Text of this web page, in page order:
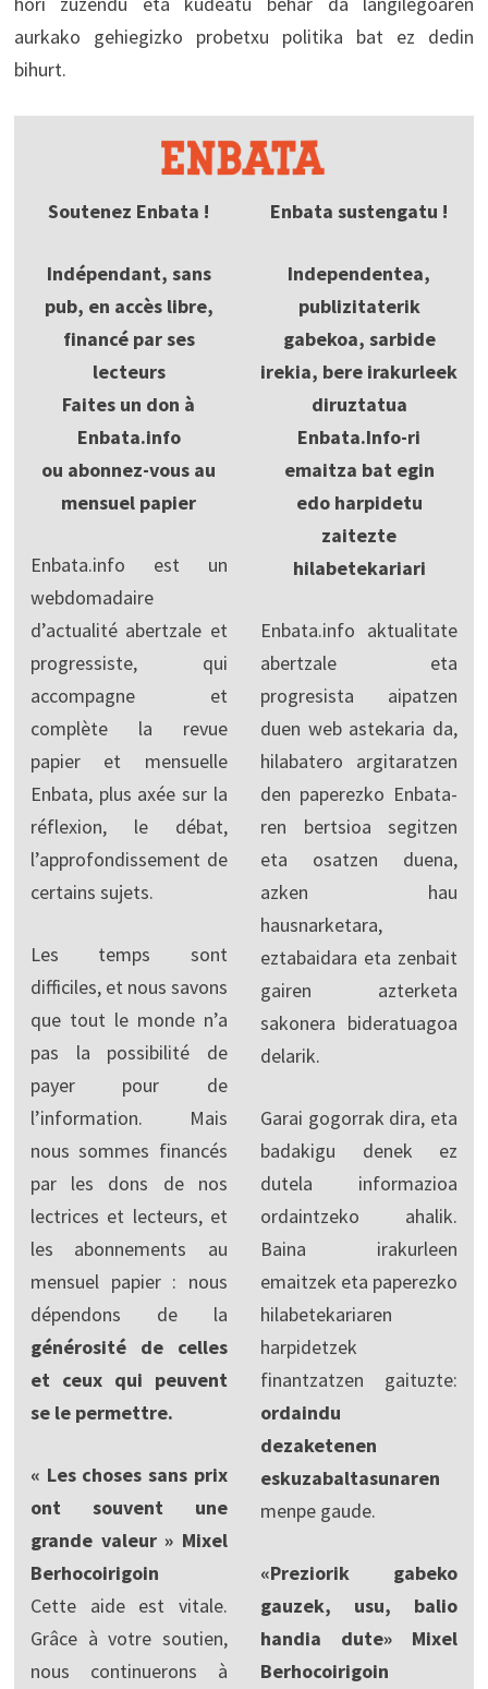
aurkako gehiegizko probetxu politika bat ez dedin
bihurt.
Soutenez Enbata !
Indépendant, sans
pub, en accès libre,
financé par ses
lecteurs
Faites un don à
Enbata.info
ou abonnez-vous au
mensuel papier
Enbata.info est un
webdomadaire
d’actualité abertzale et
progressiste, qui
accompagne et
complète la revue
papier et mensuelle
Enbata, plus axée sur la
réflexion, le débat,
l’approfondissement de
certains sujets.
Les temps sont
difficiles, et nous savons
que tout le monde n’a
pas la possibilité de
payer pour de
l’information. Mais
nous sommes financés
par les dons de nos
lectrices et lecteurs, et
les abonnements au
mensuel papier : nous
dépendons de la
générosité de celles
et ceux qui peuvent
se le permettre.
« Les choses sans prix
ont souvent une
grande valeur » Mixel
Berhocoirigoin
Cette aide est vitale.
Grâce à votre soutien,
nous continuerons à
Enbata sustengatu !
Independentea,
publizitaterik
gabekoa, sarbide
irekia, bere irakurleek
diruztatua
Enbata.Info-ri
emaitza bat egin
edo harpidetu
zaitezte
hilabetekariari
Enbata.info aktualitate
abertzale eta
progresista aipatzen
duen web astekaria da,
hilabatero argitaratzen
den paperezko Enbata-
ren bertsioa segitzen
eta osatzen duena,
azken hau
hausnarketara,
eztabaidara eta zenbait
gairen azterketa
sakonera bideratuagoa
delarik.
Garai gogorrak dira, eta
badakigu denek ez
dutela informazioa
ordaintzeko ahalik.
Baina irakurleen
emaitzek eta paperezko
hilabetekariaren
harpidetzek
finantzatzen gaituzte:
ordaindu
dezaketenen
eskuzabaltasunaren
menpe gaude.
«Preziorik gabeko
gauzek, usu, balio
handia dute» Mixel
Berhocoirigoin